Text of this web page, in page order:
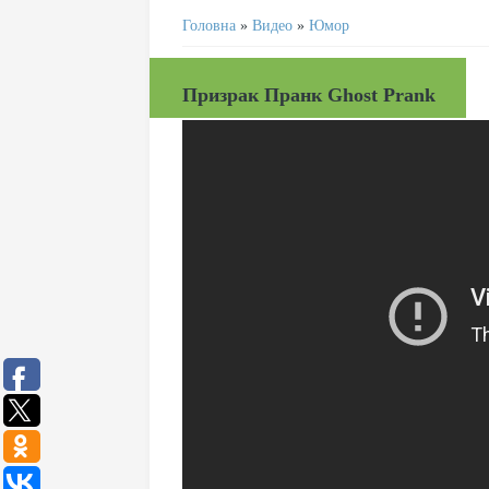
Головна » Видео » Юмор
Призрак Пранк Ghost Prank